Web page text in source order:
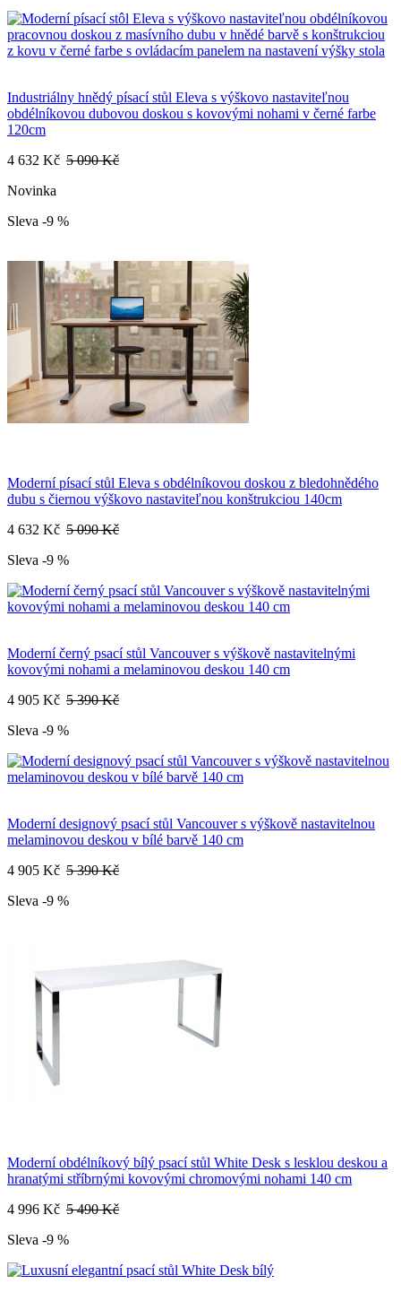
Industriálny hnědý písací stůl Eleva s výškovo nastaviteľnou
obdélníkovou dubovou doskou s kovovými nohami v černé farbe
120cm
4 632 Kč 5 090 Kč
Novinka
Sleva -9 %
Moderní písací stůl Eleva s obdélníkovou doskou z bledohnědého
dubu s čiernou výškovo nastaviteľnou konštrukciou 140cm
4 632 Kč 5 090 Kč
Sleva -9 %
Moderní černý psací stůl Vancouver s výškově nastavitelnými
kovovými nohami a melaminovou deskou 140 cm
4 905 Kč 5 390 Kč
Sleva -9 %
Moderní designový psací stůl Vancouver s výškově nastavitelnou
melaminovou deskou v bílé barvě 140 cm
4 905 Kč 5 390 Kč
Sleva -9 %
Moderní obdélníkový bílý psací stůl White Desk s lesklou deskou a
hranatými stříbrnými kovovými chromovými nohami 140 cm
4 996 Kč 5 490 Kč
Sleva -9 %